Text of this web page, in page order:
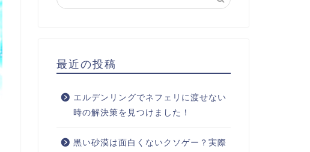
最近の投稿
エルデンリングでネフェリに渡せない
時の解決策を見つけました！
黒い砂漠は面白くないクソゲー？実際